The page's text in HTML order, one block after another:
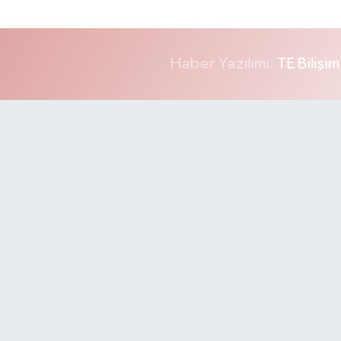
Haber Yazılımı: TE Bilişim